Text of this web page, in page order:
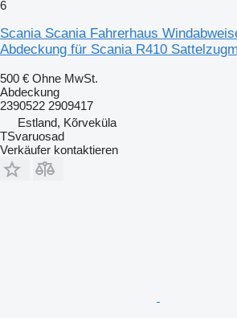
6
Scania Scania Fahrerhaus
Abdeckung für Scania R410
500 € Ohne MwSt.
Abdeckung
2390522 2909417
Estland, Kõrveküla
TSvaruosad
Verkäufer kontaktieren